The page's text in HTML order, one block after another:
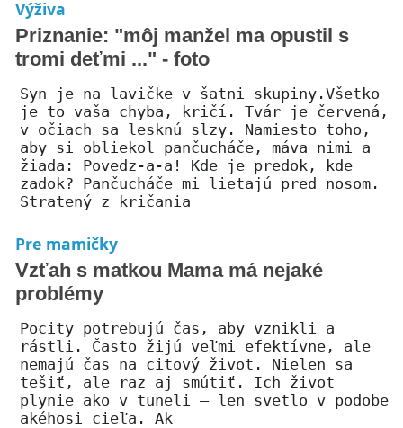
Výživa
Priznanie: "môj manžel ma opustil s
tromi deťmi ..." - foto
Syn je na lavičke v šatni skupiny.Všetko
je to vaša chyba, kričí. Tvár je červená,
v očiach sa lesknú slzy. Namiesto toho,
aby si obliekol pančucháče, máva nimi a
žiada: Povedz-a-a! Kde je predok, kde
zadok? Pančucháče mi lietajú pred nosom.
Stratený z kričania
Pre mamičky
Vzťah s matkou Mama má nejaké
problémy
Pocity potrebujú čas, aby vznikli a
rástli. Často žijú veľmi efektívne, ale
nemajú čas na citový život. Nielen sa
tešiť, ale raz aj smútiť. Ich život
plynie ako v tuneli – len svetlo v podobe
akéhosi cieľa. Ak